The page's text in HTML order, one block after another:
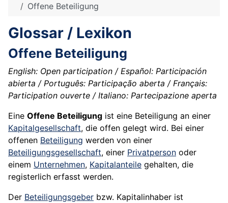
Offene Beteiligung
Glossar / Lexikon
Offene Beteiligung
English: Open participation / Español: Participación
abierta / Português: Participação aberta / Français:
Participation ouverte / Italiano: Partecipazione aperta
Eine Offene Beteiligung ist eine Beteiligung an einer
Kapitalgesellschaft, die offen gelegt wird. Bei einer
offenen Beteiligung werden von einer
Beteiligungsgesellschaft, einer Privatperson oder
einem Unternehmen, Kapitalanteile gehalten, die
registerlich erfasst werden.
Der Beteiligungsgeber bzw. Kapitalinhaber ist